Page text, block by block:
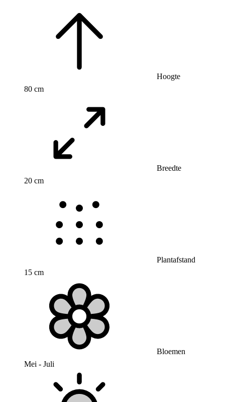
Hoogte
80 cm
Breedte
20 cm
Plantafstand
15 cm
Bloemen
Mei - Juli